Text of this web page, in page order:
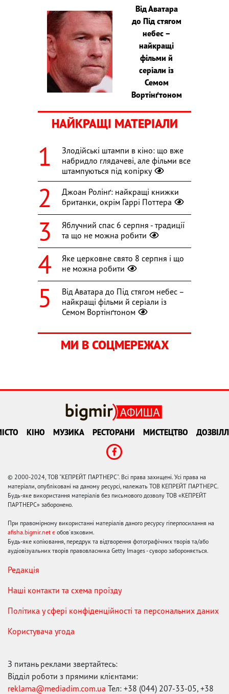
Від Аватара
до Під стягом
небес –
найкращі
фільми й
серіали із
Семом
Вортінґтоном
НАЙКРАЩІ МАТЕРІАЛИ
Злодійські штампи в кіно: що вже
набридло глядачеві, але фільми все
штампуються під копірку
Джоан Ролінґ: найкращі книжки
британки, окрім Гаррі Поттера
Яблучний спас 6 серпня - традиції
та що не можна робити
Яке церковне свято 8 серпня і що
не можна робити
Від Аватара до Під стягом небес –
найкращі фільми й серіали із
Семом Вортінґтоном
МИ В СОЦМЕРЕЖАХ
КІНО МУЗИКА РЕСТОРАНИ МИСТЕЦТВО
© 2000-2024, ТОВ "КЕПРЕЙТ ПАРТНЕРС". Всі права захищені. Усі права на
матеріали, опубліковані на даному ресурсі, належать ТОВ КЕПРЕЙТ ПАРТНЕРС.
Будь-яке використання матеріалів без письмового дозволу ТОВ «КЕПРЕЙТ
ПАРТНЕРС» заборонено.
При правомірному використанні матеріалів даного ресурсу гіперпосилання на
afisha.bigmir.net є обов'язковим.
Будь-яке копіювання, передрук та відтворення фотографічних творів та/або
аудіовізуальних творів правовласника Getty Images - суворо забороняється.
Редакція
Наші контакти та схема проїзду
Політика у сфері конфіденційності та персональних даних
Користувача угода
З питань реклами звертайтесь:
Відділ роботи з прямими клієнтами:
reklama@mediadim.com.ua Тел: +38 (044) 207-33-05, +38